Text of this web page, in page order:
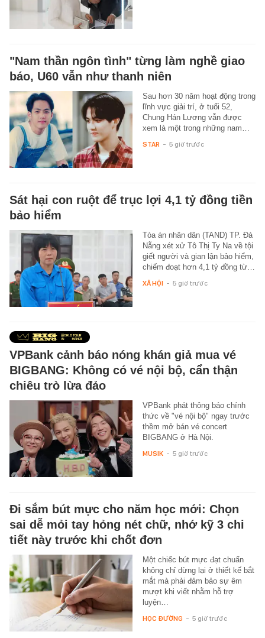
"Nam thần ngôn tình" từng làm nghề giao
báo, U60 vẫn như thanh niên
Sau hơn 30 năm hoạt động trong
lĩnh vực giải trí, ở tuổi 52,
Chung Hán Lương vẫn được
xem là một trong những nam…
STAR - 5 giờ trước
Sát hại con ruột để trục lợi 4,1 tỷ đồng tiền
bảo hiểm
Tòa án nhân dân (TAND) TP. Đà
Nẵng xét xử Tô Thị Ty Na về tội
giết người và gian lận bảo hiểm,
chiếm đoạt hơn 4,1 tỷ đồng từ…
XÃ HỘI - 5 giờ trước
VPBank cảnh báo nóng khán giả mua vé
BIGBANG: Không có vé nội bộ, cẩn thận
chiêu trò lừa đảo
VPBank phát thông báo chính
thức về "vé nội bộ" ngay trước
thềm mở bán vé concert
BIGBANG ở Hà Nội.
MUSIK - 5 giờ trước
Đi sắm bút mực cho năm học mới: Chọn
sai dễ mỏi tay hỏng nét chữ, nhớ kỹ 3 chi
tiết này trước khi chốt đơn
Một chiếc bút mực đạt chuẩn
không chỉ dừng lại ở thiết kế bắt
mắt mà phải đảm bảo sự êm
mượt khi viết nhằm hỗ trợ
luyện…
HỌC ĐƯỜNG - 5 giờ trước